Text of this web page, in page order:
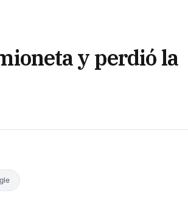
y perdió la